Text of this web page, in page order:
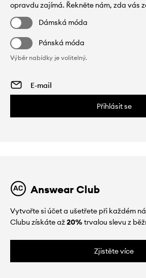
opravdu zajímá. Řekněte nám, zda vás
Dámská móda
Pánská móda
Výběr nabídky je volitelný.
Přihlásit se
Answear Club
Vytvořte si účet a ušetřete při každém
Clubu získáte až20%trvalou slevu z
Zjistěte více